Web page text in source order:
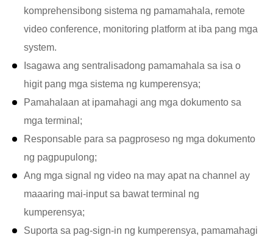
komprehensibong sistema ng pamamahala, remote
video conference, monitoring platform at iba pang mga
system.
Isagawa ang sentralisadong pamamahala sa isa o
higit pang mga sistema ng kumperensya;
Pamahalaan at ipamahagi ang mga dokumento sa
mga terminal;
Responsable para sa pagproseso ng mga dokumento
ng pagpupulong;
Ang mga signal ng video na may apat na channel ay
maaaring mai-input sa bawat terminal ng
kumperensya;
Suporta sa pag-sign-in ng kumperensya, pamamahagi